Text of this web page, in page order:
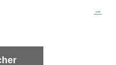
→